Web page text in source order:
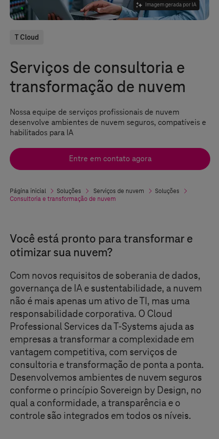
Imagem gerada por IA
T Cloud
Serviços de consultoria e
transformação de nuvem
Nossa equipe de serviços profissionais de nuvem
desenvolve ambientes de nuvem seguros, compatíveis e
habilitados para IA
Entre em contato agora
Página inicial Soluções Serviços de nuvem
Soluções
Consultoria e transformação de nuvem
Você está pronto para transformar e
otimizar sua nuvem?
Com novos requisitos de soberania de dados,
governança de IA e sustentabilidade, a nuvem
não é mais apenas um ativo de TI, mas uma
responsabilidade corporativa. O Cloud
Professional Services daT-Systems ajuda as
empresas a transformar a complexidade em
vantagem competitiva, com serviços de
consultoria e transformação de ponta a ponta.
Desenvolvemos ambientes de nuvem seguros
conforme o princípio Sovereign by Design, no
qual a conformidade, a transparência e o
controle são integrados em todos os níveis.